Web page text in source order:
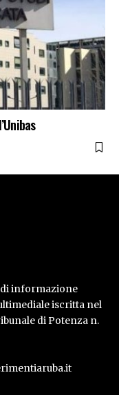
di informazione
iscritta nel
di Potenza n.